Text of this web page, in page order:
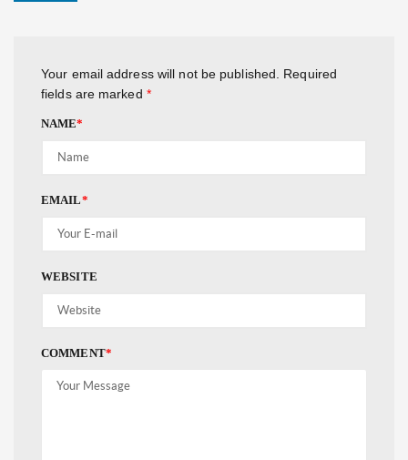
Your email address will not be published.
Required
fields are marked *
NAME*
EMAIL*
WEBSITE
COMMENT*